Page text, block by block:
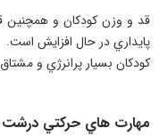
قد و وزن كودكان و
پايداري در حال افزايش است.
كودكان بسيار پرانرژي و
مهارت هاي حركتي درشت